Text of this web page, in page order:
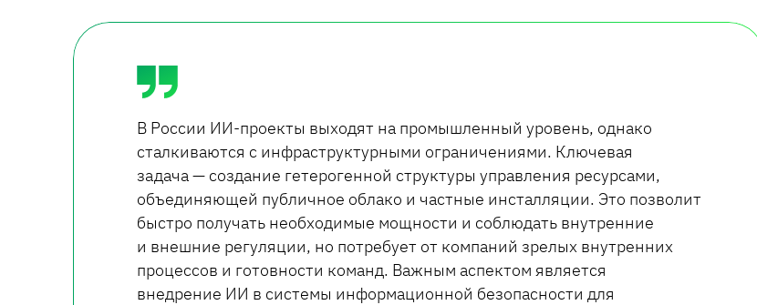
В России ИИ-проекты выходят на промышленный уровень, однако
сталкиваются с инфраструктурными ограничениями. Ключевая
задача — создание гетерогенной структуры управления ресурсами,
объединяющей публичное облако и частные инсталляции. Это позволит
быстро получать необходимые мощности и соблюдать внутренние
и внешние регуляции, но потребует от компаний зрелых внутренних
процессов и готовности команд. Важным аспектом является
внедрение ИИ в системы информационной безопасности для